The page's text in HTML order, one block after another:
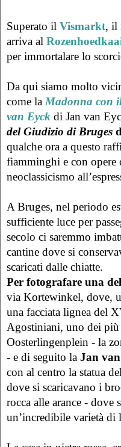
Superato il Vismarkt, il
arriva al
per immortalare lo
Da qui siamo molto
come laMadonna con
van Eyck di Jan van
del Giudizio di Bruges
qualche ora a questo
fiamminghi e con opere
neoclassicismo
A Bruges, nel periodo
sufficiente luce per
secolo ci saremmo
cantine dove si
scaricati dalle chiatte.
Per fotografare una
via Kortewinkel, dove,
una facciata lignea del
Agostiniani, uno dei più
Oosterlingenplein - la
- e di seguito la Jan
con al centro la statua
dove si scaricavano i
rocca alle arance - dove
un’incredibile varietà di